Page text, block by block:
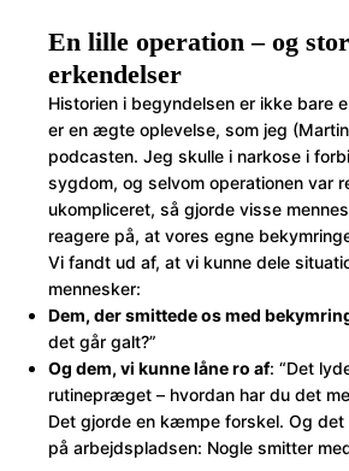
En lille operation – og
erkendelser
Historien i begyndelsen er ikke bare
er en ægte oplevelse, som jeg
podcasten. Jeg skulle i narkose i
sygdom, og selvom operationen var
ukompliceret, så gjorde visse
reagere på, at vores egne
Vi fandt ud af, at vi kunne dele
mennesker:
Dem, der smittede os med
det går galt?”
Og dem, vi kunne låne ro af: “Det
rutinepræget – hvordan har du det
Det gjorde en kæmpe forskel. Og
på arbejdspladsen: Nogle smitter